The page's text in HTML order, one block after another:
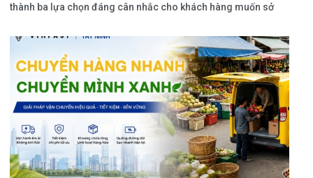
thành ba lựa chọn đáng cân nhắc cho khách hàng muốn sở
đình hoặc nâng cấp trải nghiệm cá nhân.